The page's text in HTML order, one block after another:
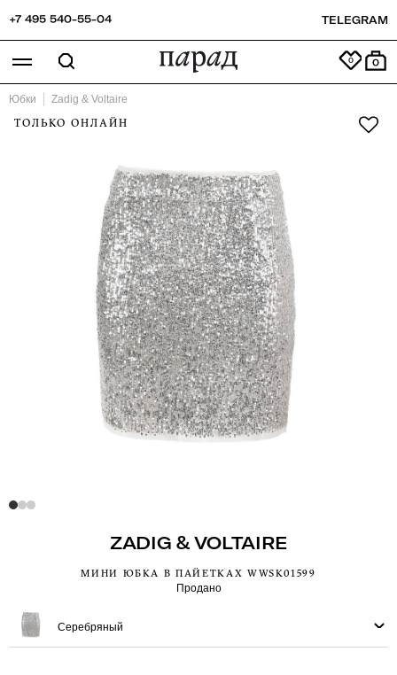
+7 495 540-55-04 TELEGRAM
0
Юбки Zadig & Voltaire
ТОЛЬКО ОНЛАЙН
ZADIG & VOLTAIRE
МИНИ ЮБКА В ПАЙЕТКАХ WWSK01599
Продано
Серебряный